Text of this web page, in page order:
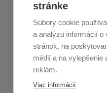
Zákaznícky servis
Prihláste sa k
osoby staršie ako 16 rokov!
stránke
Súbory cookie
a analýzu informácií o
stránok, na
médií a na vylepšenie
reklám.
Viac informácií